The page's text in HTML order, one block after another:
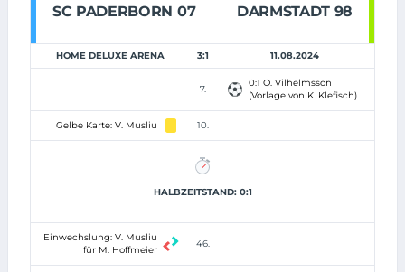
SC PADERBORN 07 DARMSTADT 98
HOME DELUXE ARENA 3:1 11.08.2024
7.
0:1 O. Vilhelmsson
(Vorlage von K. Klefisch)
Gelbe Karte: V. Musliu 10.
HALBZEITSTAND: 0:1
Einwechslung: V. Musliu
für M. Hoffmeier
46.